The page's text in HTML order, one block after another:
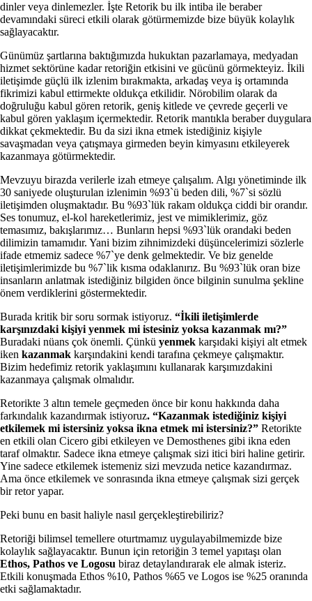
dinler veya dinlemezler. İşte Retorik bu ilk intiba ile beraber
devamındaki süreci etkili olarak götürmemizde bize büyük kolaylık
sağlayacaktır.
Günümüz şartlarına baktığımızda hukuktan pazarlamaya, medyadan
hizmet sektörüne kadar retoriğin etkisini ve gücünü görmekteyiz. İkili
iletişimde güçlü ilk izlenim bırakmakta, arkadaş veya iş ortamında
fikrimizi kabul ettirmekte oldukça etkilidir. Nörobilim olarak da
doğruluğu kabul gören retorik, geniş kitlede ve çevrede geçerli ve
kabul gören yaklaşım içermektedir. Retorik mantıkla beraber duygulara
dikkat çekmektedir. Bu da sizi ikna etmek istediğiniz kişiyle
savaşmadan veya çatışmaya girmeden beyin kimyasını etkileyerek
kazanmaya götürmektedir.
Mevzuyu birazda verilerle izah etmeye çalışalım. Algı yönetiminde ilk
30 saniyede oluşturulan izlenimin %93`ü beden dili, %7`si sözlü
iletişimden oluşmaktadır. Bu %93`lük rakam oldukça ciddi bir orandır.
Ses tonumuz, el-kol hareketlerimiz, jest ve mimiklerimiz, göz
temasımız, bakışlarımız… Bunların hepsi %93`lük orandaki beden
dilimizin tamamıdır. Yani bizim zihnimizdeki düşüncelerimizi sözlerle
ifade etmemiz sadece %7`ye denk gelmektedir. Ve biz genelde
iletişimlerimizde bu %7`lik kısma odaklanırız. Bu %93`lük oran bize
insanların anlatmak istediğiniz bilgiden önce bilginin sunulma şekline
önem verdiklerini göstermektedir.
Burada kritik bir soru sormak istiyoruz. “İkili iletişimlerde
karşınızdaki kişiyi yenmek mi istesiniz yoksa kazanmak mı?”
Buradaki nüans çok önemli. Çünkü yenmek karşıdaki kişiyi alt etmek
iken kazanmak karşındakini kendi tarafına çekmeye çalışmaktır.
Bizim hedefimiz retorik yaklaşımını kullanarak karşımızdakini
kazanmaya çalışmak olmalıdır.
Retorikte 3 altın temele geçmeden önce bir konu hakkında daha
farkındalık kazandırmak istiyoruz. “Kazanmak istediğiniz kişiyi
etkilemek mi istersiniz yoksa ikna etmek mi istersiniz?” Retorikte
en etkili olan Cicero gibi etkileyen ve Demosthenes gibi ikna eden
taraf olmaktır. Sadece ikna etmeye çalışmak sizi itici biri haline getirir.
Yine sadece etkilemek istemeniz sizi mevzuda netice kazandırmaz.
Ama önce etkilemek ve sonrasında ikna etmeye çalışmak sizi gerçek
bir retor yapar.
Peki bunu en basit haliyle nasıl gerçekleştirebiliriz?
Retoriği bilimsel temellere oturtmamız uygulayabilmemizde bize
kolaylık sağlayacaktır. Bunun için retoriğin 3 temel yapıtaşı olan
Ethos, Pathos ve Logosu biraz detaylandırarak ele almak isteriz.
Etkili konuşmada Ethos %10, Pathos %65 ve Logos ise %25 oranında
etki sağlamaktadır.